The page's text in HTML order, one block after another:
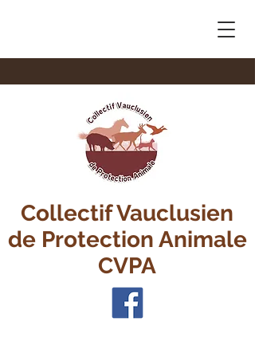
Collectif Vauclusien
de Protection Animale
CVPA